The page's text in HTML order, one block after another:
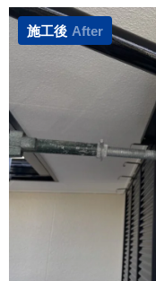
施工後 After